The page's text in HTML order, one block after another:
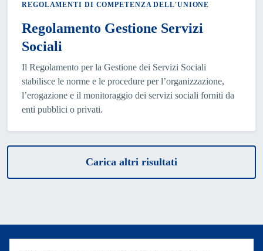
REGOLAMENTI DI COMPETENZA DELL'UNIONE
Regolamento Gestione Servizi
Sociali
Il Regolamento per la Gestione dei Servizi Sociali
stabilisce le norme e le procedure per l’organizzazione,
l’erogazione e il monitoraggio dei servizi sociali forniti da
enti pubblici o privati.
Carica altri risultati